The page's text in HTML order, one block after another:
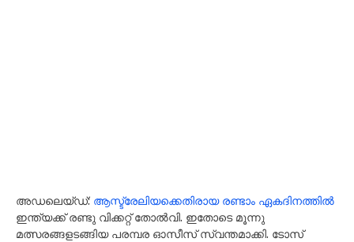
അഡലെയ്ഡ്: ആസ്ട്രേലിയക്കെതിരായ രണ്ടാം ഏകദിനത്തിൽ
ഇന്ത്യക്ക് രണ്ടു വിക്കറ്റ് തോൽവി. ഇതോടെ മൂന്നു
മത്സരങ്ങളടങ്ങിയ പരമ്പര ഓസീസ് സ്വന്തമാക്കി. ടോസ്